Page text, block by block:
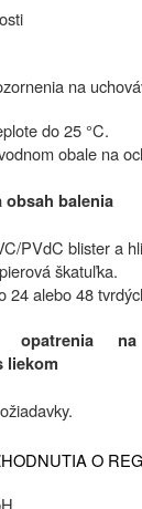
na
do 25 °C.
obale na
obsah balenia
PVdC blister a
škatuľka.
24 alebo 48
opatrenia
liekom
O